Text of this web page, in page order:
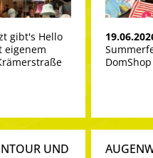
gibt's Hello
eigenem
UND